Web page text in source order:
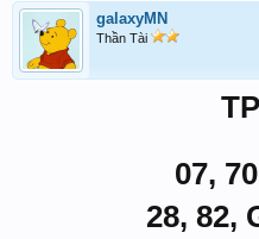
galaxyMN
Thần Tài
07,
28, 82,